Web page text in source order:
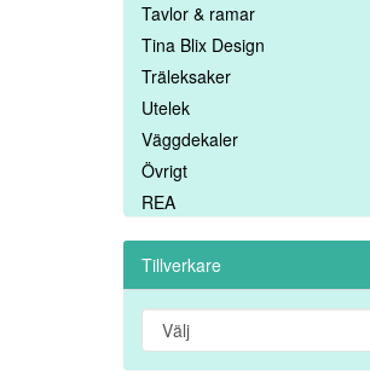
Tavlor & ramar
Tina Blix Design
Träleksaker
Utelek
Väggdekaler
Övrigt
REA
Tillverkare